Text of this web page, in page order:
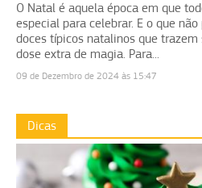
O Natal é aquela época em que
especial para celebrar. E o que
doces típicos natalinos que trazem
dose extra de magia. Para...
09 de Dezembro de 2024 às 15:47
Dicas